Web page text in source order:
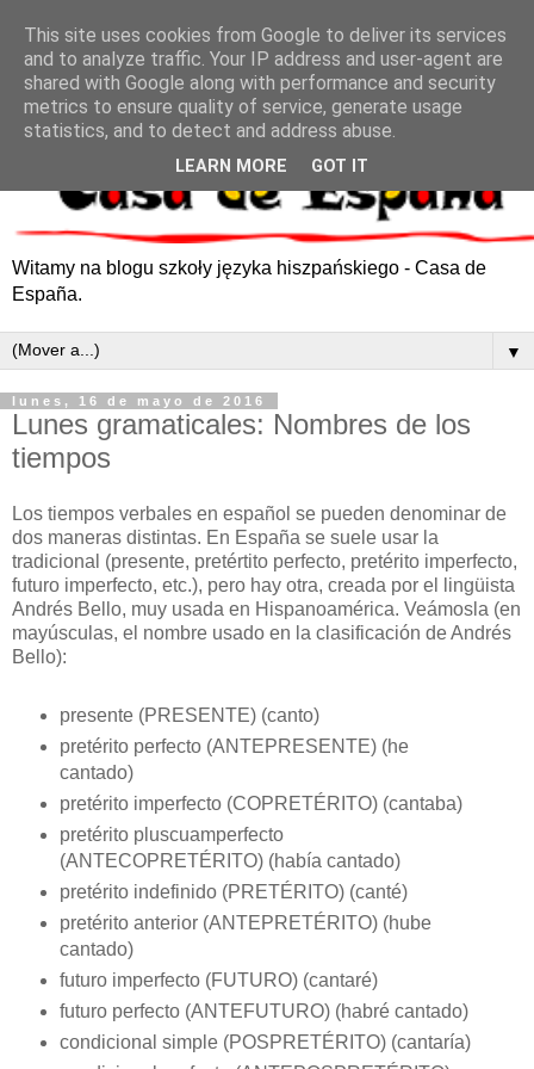
Witamy na blogu szkoły języka hiszpańskiego - Casa de
España.
▼
lunes, 16 de mayo de 2016
Lunes gramaticales: Nombres de los
tiempos
Los tiempos verbales en español se pueden denominar de
dos maneras distintas. En España se suele usar la
tradicional (presente, pretértito perfecto, pretérito imperfecto,
futuro imperfecto, etc.), pero hay otra, creada por el lingüista
Andrés Bello, muy usada en Hispanoamérica. Veámosla (en
mayúsculas, el nombre usado en la clasificación de Andrés
Bello):
presente (PRESENTE) (canto)
pretérito perfecto (ANTEPRESENTE) (he
cantado)
pretérito imperfecto (COPRETÉRITO) (cantaba)
pretérito pluscuamperfecto
(ANTECOPRETÉRITO) (había cantado)
pretérito indefinido (PRETÉRITO) (canté)
pretérito anterior (ANTEPRETÉRITO) (hube
cantado)
futuro imperfecto (FUTURO) (cantaré)
futuro perfecto (ANTEFUTURO) (habré cantado)
condicional simple (POSPRETÉRITO) (cantaría)
This site uses cookies from Google to deliver its services
and to analyze traffic. Your IP address and user-agent are
shared with Google along with performance and security
metrics to ensure quality of service, generate usage
statistics, and to detect and address abuse.
LEARN MORE GOT IT